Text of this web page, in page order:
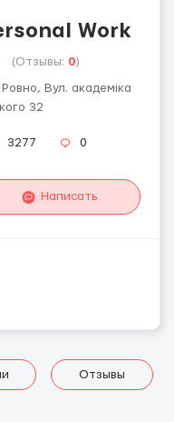
Work
(Отзывы: 0)
Вул. академіка
32
3277 0
Написать
Отзывы